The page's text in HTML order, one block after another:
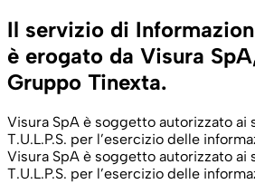
Il servizio di
è erogato da Visura
Gruppo Tinexta.
Visura SpA è soggetto autorizzato ai
T.U.L.P.S. per l’esercizio delle
Visura SpA è soggetto autorizzato ai
T.U.L.P.S. per l’esercizio delle